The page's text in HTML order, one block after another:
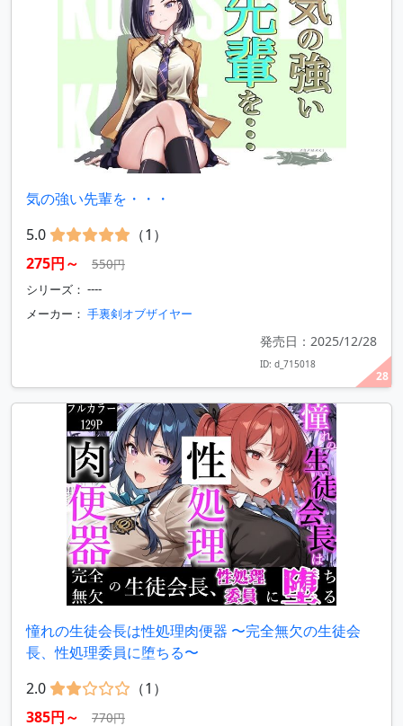
28
気の強い先輩を・・・
5.0
（1）
275円～
550円
シリーズ： ----
メーカー： 手裏剣オブザイヤー
発売日：2025/12/28
ID: d_715018
憧れの生徒会長は性処理肉便器 〜完全無欠の生徒会
長、性処理委員に堕ちる〜
2.0
（1）
385円～
770円